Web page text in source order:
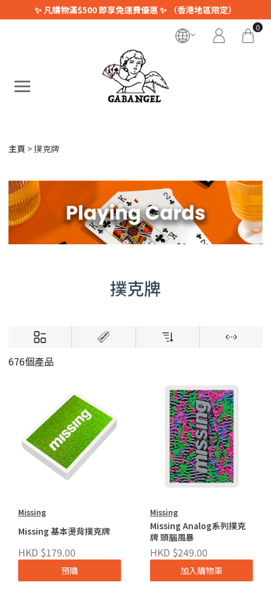
✨ 凡購物滿$500 即享免運費優惠 ✨ （香港地區限定）
0
主頁 撲克牌
撲克牌
676個產品
Missing
Missing 基本燙背撲克牌
HKD $179.00
預購
Missing
Missing Analog系列撲克
牌 頭腦風暴
HKD $249.00
加入購物車